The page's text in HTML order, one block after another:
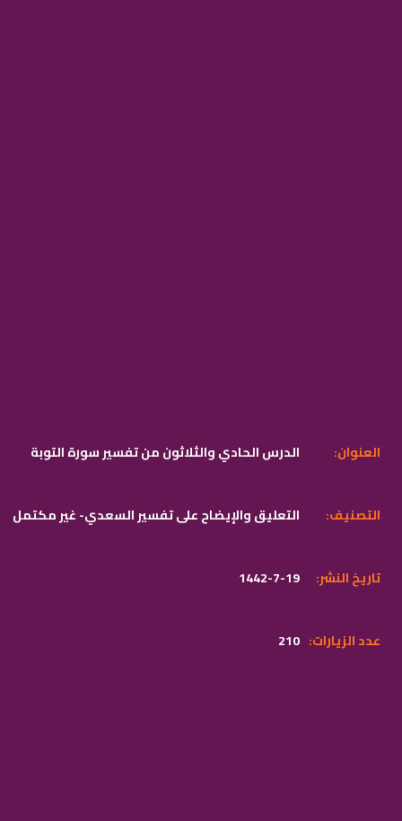
الدرس الحادي والثلاثون من تفسير سورة التوبة :العنوان
التعليق والإيضاح على تفسير السعدي- غير مكتمل :التصنيف
1442-7-19 :تاريخ النشر
210 :عدد الزيارات